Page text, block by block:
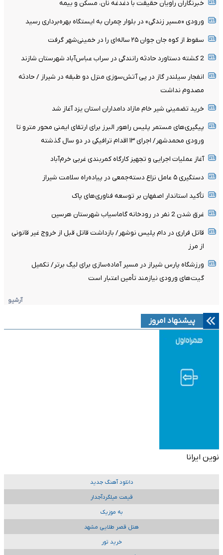
خبرنگاران راویان حقیقت با دغدغه نان، مسکن و بیمه
ورودی «مسیر زندگی» در بلوار چمران به ایستگاه بهره‌برداری رسید
سقوط از کوه جان جوان ۲۵ ساله‌ای را در خمینی‌شهر گرفت
2 کشته دستاورد حادثه رانندگی در سراب عباس‌آباد شهرستان شازند
انفجار سیلندر گاز در پی آتش‌سوزی منزل دو طبقه در شیراز / حادثه
مصدوم نداشت
خرید تضمینی شیر خام مازاد دامداران استان یزد آغاز شد
پیگیری‌های مستمر پلیس راهور البرز برای ارتقای ایمنی محور مترو تا
ورودی محمدشهر/ اجرای ۱۳ اقدام ترافیکی در دو سال گذشته
آغاز عملیات اجرایی و تجهیز کارگاه کمربندی غربی خرم‌آباد
دستگیری ۵ عامل نزاع دسته‌جمعی در پیاده‌راه سلامت شیراز
تأکید استاندار اصفهان بر توسعه فناوری‌های پاک
غرق شدن 2 نفر در رودخانه گاماسیاب شهرستان هرسین
قاتل فراری در دام پلیس نوشهر/ بازداشت قاتل قبل از خروج غیر قانونی
از مرز
ورزشگاه پارس شیراز در مسیر آماده‌سازی برای لیگ برتر/ تکمیل
گیت‌های ورودی نیازمند تأمین اعتبار است
آرشیو
پیشنهاد امروز
نوین ایرانا
دانلود آهنگ جدید
قیمت میلگردآجدار
به موزیک
هتل قصر طلایی مشهد
خرید تور